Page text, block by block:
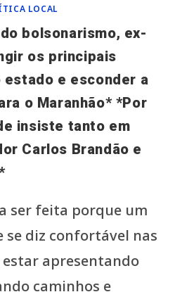
NESTE
EM
UMA
SUPER
CONVENÇÃO
PARTIDÁRIA,
QUE
MOVIMENTAR
O
MARANHÃO
E
UMA
MULTIDÃO
DEMOCRACIA!*
*É
UNIÃO,
E
DETERMINAÇÃO
SEGUIR
LOCAL
bolsonarismo, ex-
os principais
estado e esconder a
o Maranhão* *Por
insiste tanto em
Carlos Brandão e
ser feita porque um
se diz confortável nas
apresentando
caminhos e